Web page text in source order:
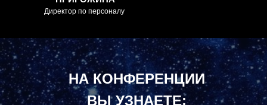
Советник генерального
Директор по персоналу
НА КОНФЕРЕНЦИИ
ВЫ УЗНАЕТЕ: